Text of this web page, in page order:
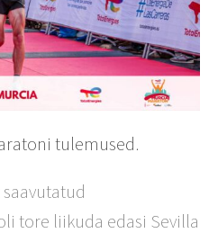
tulemused.
tore liikuda edasi Sevilla